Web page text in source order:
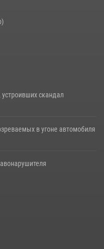
скандал
в угоне автомобиля